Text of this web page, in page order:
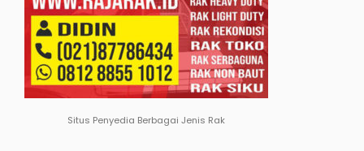
Situs Penyedia Berbagai Jenis Rak